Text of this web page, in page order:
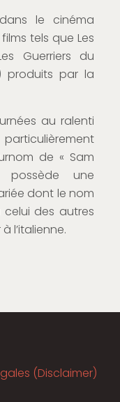
dans le cinéma
tels que Les
Guerriers du
produits par la
au ralenti
de « Sam
possède une
dont le nom
des autres
l’italienne.
(Disclaimer)